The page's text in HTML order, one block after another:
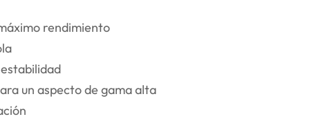
rendimiento
un aspecto de gama alta